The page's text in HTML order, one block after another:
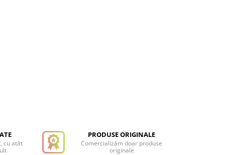
cu atât
PRODUSE ORIGINALE
Comercializăm doar produse
originale